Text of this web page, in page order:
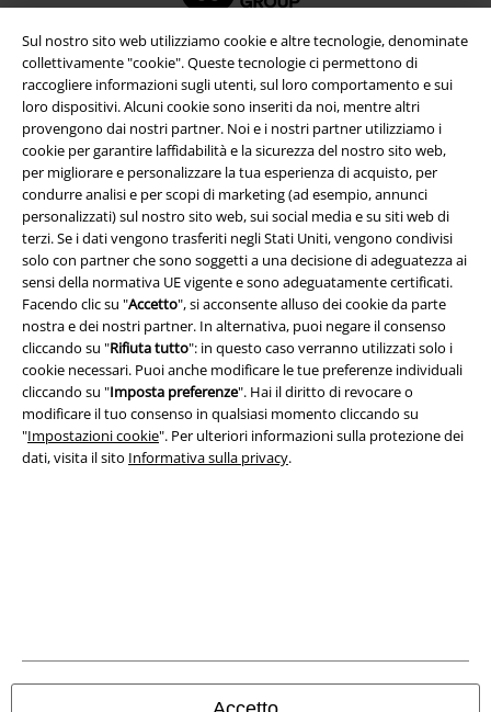
Sul nostro sito web utilizziamo cookie e altre tecnologie, denominate
collettivamente "cookie". Queste tecnologie ci permettono di
raccogliere informazioni sugli utenti, sul loro comportamento e sui
loro dispositivi. Alcuni cookie sono inseriti da noi, mentre altri
provengono dai nostri partner. Noi e i nostri partner utilizziamo i
cookie per garantire laffidabilità e la sicurezza del nostro sito web,
per migliorare e personalizzare la tua esperienza di acquisto, per
condurre analisi e per scopi di marketing (ad esempio, annunci
personalizzati) sul nostro sito web, sui social media e su siti web di
terzi. Se i dati vengono trasferiti negli Stati Uniti, vengono condivisi
solo con partner che sono soggetti a una decisione di adeguatezza ai
sensi della normativa UE vigente e sono adeguatamente certificati.
Facendo clic su "Accetto", si acconsente alluso dei cookie da parte
nostra e dei nostri partner. In alternativa, puoi negare il consenso
cliccando su "Rifiuta tutto": in questo caso verranno utilizzati solo i
cookie necessari. Puoi anche modificare le tue preferenze individuali
cliccando su "Imposta preferenze". Hai il diritto di revocare o
modificare il tuo consenso in qualsiasi momento cliccando su
"Impostazioni cookie". Per ulteriori informazioni sulla protezione dei
dati, visita il sito Informativa sulla privacy.
Info legali
Termini & Condizioni
Redazione
Legge sulla Privacy
Smaltimento rifiuti e protezione dell’ambiente
I prezzi sono IVA compresa. Spese ditrasporto escluse